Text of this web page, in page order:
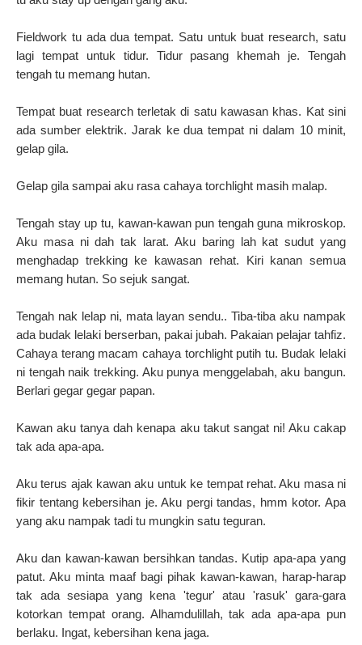
Fieldwork tu ada dua tempat. Satu untuk buat research, satu
lagi tempat untuk tidur. Tidur pasang khemah je. Tengah
tengah tu memang hutan.
Tempat buat research terletak di satu kawasan khas. Kat sini
ada sumber elektrik. Jarak ke dua tempat ni dalam 10 minit,
gelap gila.
Gelap gila sampai aku rasa cahaya torchlight masih malap.
Tengah stay up tu, kawan-kawan pun tengah guna mikroskop.
Aku masa ni dah tak larat. Aku baring lah kat sudut yang
menghadap trekking ke kawasan rehat. Kiri kanan semua
memang hutan. So sejuk sangat.
Tengah nak lelap ni, mata layan sendu.. Tiba-tiba aku nampak
ada budak lelaki berserban, pakai jubah. Pakaian pelajar tahfiz.
Cahaya terang macam cahaya torchlight putih tu. Budak lelaki
ni tengah naik trekking. Aku punya menggelabah, aku bangun.
Berlari gegar gegar papan.
Kawan aku tanya dah kenapa aku takut sangat ni! Aku cakap
tak ada apa-apa.
Aku terus ajak kawan aku untuk ke tempat rehat. Aku masa ni
fikir tentang kebersihan je. Aku pergi tandas, hmm kotor. Apa
yang aku nampak tadi tu mungkin satu teguran.
Aku dan kawan-kawan bersihkan tandas. Kutip apa-apa yang
patut. Aku minta maaf bagi pihak kawan-kawan, harap-harap
tak ada sesiapa yang kena 'tegur' atau 'rasuk' gara-gara
kotorkan tempat orang. Alhamdulillah, tak ada apa-apa pun
berlaku. Ingat, kebersihan kena jaga.